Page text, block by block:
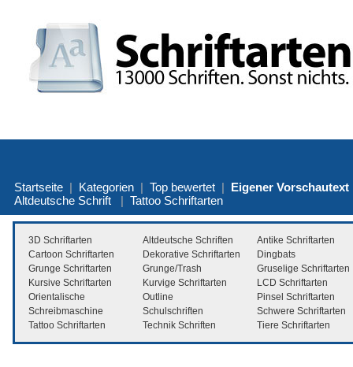
Startseite | Kategorien | Top bewertet | Eigener Vorschautext
Altdeutsche Schrift | Tattoo Schriftarten
3D Schriftarten Altdeutsche Schriften
Antike Schriftarten
Cartoon Schriftarten
Dekorative Schriftarten
Dingbats
Grunge Schriftarten
Grunge/Trash
Gruselige Schriftarten
Kursive Schriftarten
Kurvige Schriftarten
LCD Schriftarten
Orientalische
Outline
Pinsel Schriftarten
Schreibmaschine
Schulschriften
Schwere Schriftarten
Tattoo Schriftarten
Technik Schriften Tiere Schriftarten